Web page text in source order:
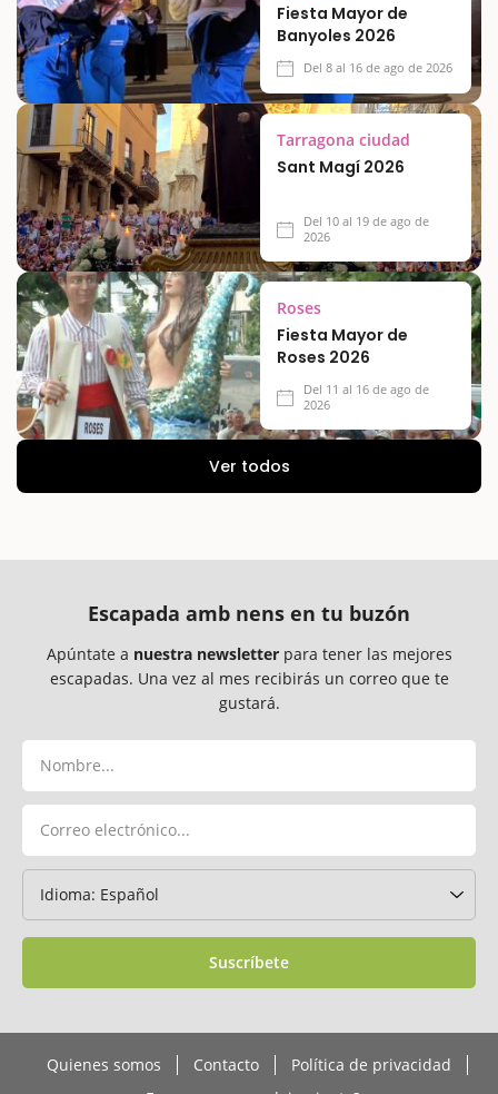
Fiesta Mayor de
Banyoles 2026
Del 8 al 16 de ago de 2026
Tarragona ciudad
Sant Magí 2026
Del 10 al 19 de ago de
2026
Roses
Fiesta Mayor de
Roses 2026
Del 11 al 16 de ago de
2026
Ver todos
Escapada amb nens en tu buzón
Apúntate a nuestra newsletterpara tener las mejores
escapadas. Una vez al mes recibirás un correo que te
gustará.
Suscríbete
Quienes somos Contacto
Política de privacidad